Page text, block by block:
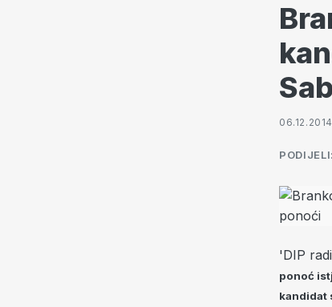
PODIJELI:
'DIP
ponoć
kandidat